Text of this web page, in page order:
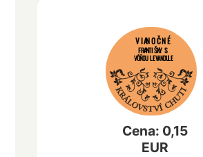
VIANOČNÉ
FRANTIŠKY S
VÔŇOU LEVANDULE
Cena: 0,15
EUR